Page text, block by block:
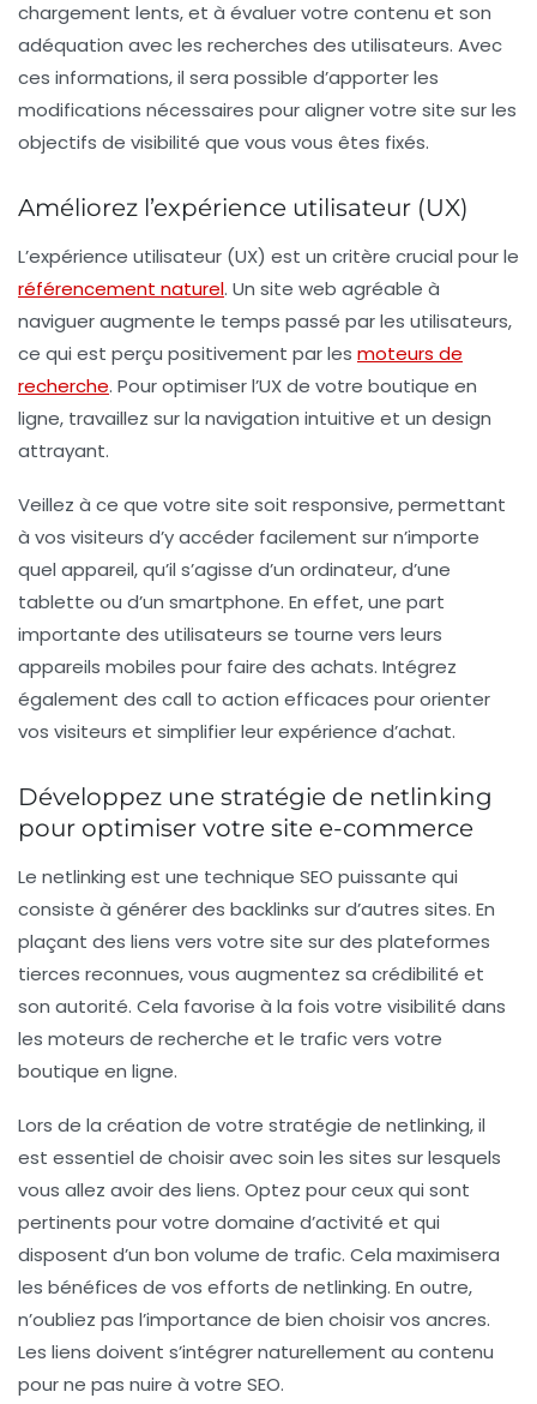
chargement lents, et à évaluer votre contenu et son
adéquation avec les recherches des utilisateurs. Avec
ces informations, il sera possible d’apporter les
modifications nécessaires pour aligner votre site sur les
objectifs de visibilité que vous vous êtes fixés.
Améliorez l’expérience utilisateur (UX)
L’expérience utilisateur (UX) est un critère crucial pour le
référencement naturel. Un site web agréable à
naviguer augmente le temps passé par les utilisateurs,
ce qui est perçu positivement par les moteurs de
recherche. Pour optimiser l’UX de votre boutique en
ligne, travaillez sur la navigation intuitive et un design
attrayant.
Veillez à ce que votre site soit responsive, permettant
à vos visiteurs d’y accéder facilement sur n’importe
quel appareil, qu’il s’agisse d’un ordinateur, d’une
tablette ou d’un smartphone. En effet, une part
importante des utilisateurs se tourne vers leurs
appareils mobiles pour faire des achats. Intégrez
également des call to action efficaces pour orienter
vos visiteurs et simplifier leur expérience d’achat.
Développez une stratégie de netlinking
pour optimiser votre site e-commerce
Le netlinking est une technique SEO puissante qui
consiste à générer des backlinks sur d’autres sites. En
plaçant des liens vers votre site sur des plateformes
tierces reconnues, vous augmentez sa crédibilité et
son autorité. Cela favorise à la fois votre visibilité dans
les moteurs de recherche et le trafic vers votre
boutique en ligne.
Lors de la création de votre stratégie de netlinking, il
est essentiel de choisir avec soin les sites sur lesquels
vous allez avoir des liens. Optez pour ceux qui sont
pertinents pour votre domaine d’activité et qui
disposent d’un bon volume de trafic. Cela maximisera
les bénéfices de vos efforts de netlinking. En outre,
n’oubliez pas l’importance de bien choisir vos ancres.
Les liens doivent s’intégrer naturellement au contenu
pour ne pas nuire à votre SEO.